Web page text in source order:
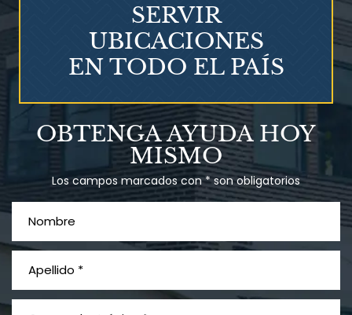
Talco en polvo
Ovary cancer
OBTENGA AYUDA HOY
MISMO
Los campos marcados con * son obligatorios
SERVIR
UBICACIONES
EN TODO EL PAÍS